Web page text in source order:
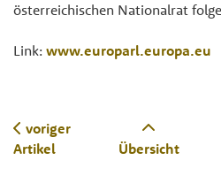
österreichischen Nationalrat
Link: www.europarl.europa.eu
voriger
Artikel
Übersicht